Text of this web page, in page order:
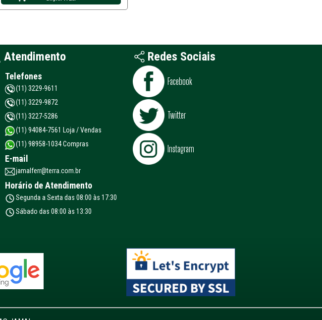
Atendimento
Telefones
(11) 3229-9611
(11) 3229-9872
(11) 3227-5286
(11) 94084-7561 Loja / Vendas
(11) 98958-1034 Compras
E-mail
jamalferr@terra.com.br
Horário de Atendimento
Segunda a Sexta das 08:00 às 17:30
Sábado das 08:00 às 13:30
Redes Sociais
Facebook
Twitter
Instagram